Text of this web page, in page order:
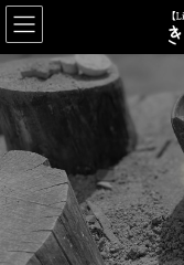
コ
ン
テ
ン
ツ
へ
ス
キ
ッ
プ
ナ
ビ
ゲ
ー
シ
ョ
ン
に
移
動